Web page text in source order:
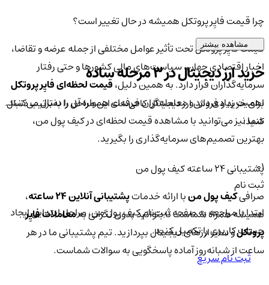
چرا قیمت فایِر پروتکل همیشه در حال تغییر است؟
قیمت فایِر پروتکل تحت تأثیر عوامل مختلفی از جمله عرضه و تقاضا،
اخبار اقتصادی جهان، سیاست‌های مالی کشورها و حتی رفتار
سرمایه‌گذاران قرار دارد. به همین دلیل،قیمت لحظه‌ای فایِر پروتکل
اهمیت زیادی دارد و معامله‌گران حرفه‌ای همواره آن را دنبال می‌کنند.
شما نیز می‌توانید با مشاهده قیمت لحظه‌ای در کیف پول من،
بهترین تصمیم‌های سرمایه‌گذاری را بگیرید.
پشتیبانی ۲۴ ساعته کیف پول من
صرافیکیف پول منبا ارائه خدماتپشتیبانی آنلاین ۲۴ ساعته
،
همیشه همراه شماست تا بتوانید بدون نگرانی بهمعاملات فایِر
پروتکلو سایر ارزهای دیجیتال بپردازید. تیم پشتیبانی ما در هر
ساعت از شبانه‌روز آماده پاسخگویی به سوالات شماست.
مشاهده بیشتر
خرید ارز دیجیتال در 3 مرحله ساده
برای خرید و فروش ارز دیجیتال کافی‌ست این مراحل را به‌ترتیب دنبال
کنید:
01
ثبت نام
ابتدا با مراجعه به صفحه ثبت‌نام کیف‌ پول من، مراحل ابتدایی ایجاد
حساب کاربری را تکمیل کنید.
ثبت نام سریع